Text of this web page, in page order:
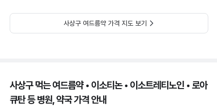
사상구 여드름약 가격 지도 보기
사상구 먹는 여드름약 • 이소티논 • 이소트레티노인 • 로아
큐탄 등 병원, 약국 가격 안내